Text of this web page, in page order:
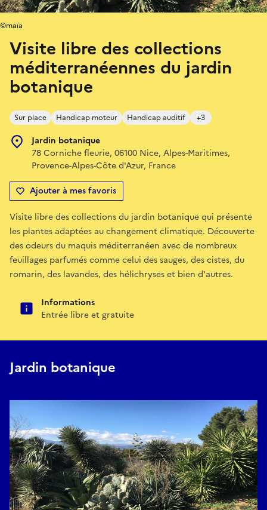
Visite libre des collections
méditerranéennes du jardin
botanique
Sur place Handicap moteur Handicap auditif +3
Jardin botanique
78 Corniche fleurie, 06100 Nice, Alpes-Maritimes,
Provence-Alpes-Côte d'Azur, France
Ajouter à mes favoris
©maïa
Visite libre des collections du jardin botanique qui présente
les plantes adaptées au changement climatique. Découverte
des odeurs du maquis méditerranéen avec de nombreux
feuillages parfumés comme celui des sauges, des cistes, du
romarin, des lavandes, des hélichryses et bien d'autres.
Informations
Entrée libre et gratuite
Jardin botanique